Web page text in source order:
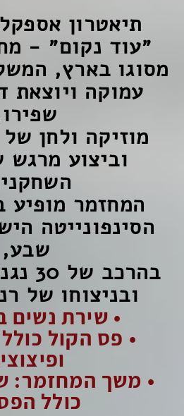
תיאטרון
״עוד נקום״ -
מסוגו בארץ,
עמוקה ויוצאת
מוזיקה ולחן
וביצוע
המחזמר מופיע
הסינפונייטה
שבע,
ובניצוחו של
• שירת נשים
• פס הקול כולל
• משך המחזמר:
כולל